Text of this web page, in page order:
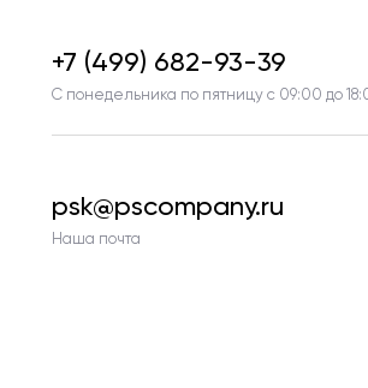
+7 (499) 682-93-39
С понедельника по пятницу с 09:00 до
psk@pscompany.ru
Наша почта